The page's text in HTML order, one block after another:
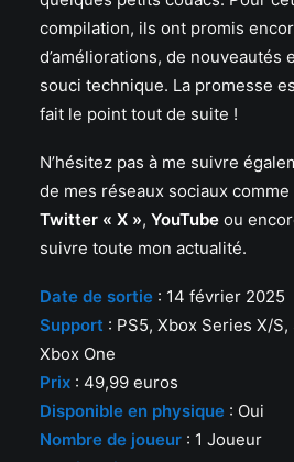
compilation, ils ont promis
d’améliorations, de nouveautés
souci technique. La promesse
fait le point tout de suite !
N’hésitez pas à me suivre
de mes réseaux sociaux comme
Twitter « X », YouTube ou
suivre toute mon actualité.
Date de sortie : 14 février 2025
Support : PS5, Xbox Series X/
Xbox One
Prix : 49,99 euros
Disponible en physique : Oui
Nombre de joueur : 1 Joueur